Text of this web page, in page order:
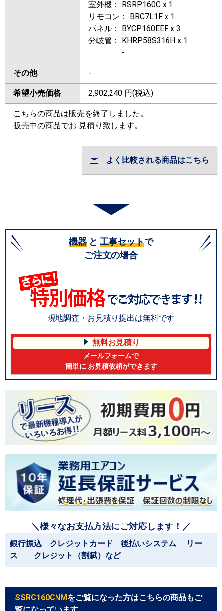
室外機： RSRP160C x 1
リモコン： BRC7L1F x 1
パネル： BYCP160EEF x 3
分岐管： KHRP58S316H x 1
-
その他 -
希望小売価格 2,902,240 円(税込)
こちらの商品は販売を終了しました。
販売中の商品でお 見積り致します。
よく比較される商品はこちら
機器 と 工事セットで
ご注文の場合
現地調査・お見積り提出は無料です
無料お見積り
メールフォームで
簡単に お見積依頼ができます
＼様々なお支払方法にご対応します！／
銀行振込 クレジットカード 後払いシステム リー
ス クレジット（割賦）など
SSRC160CNM をご覧になった方はこちらの商品もご